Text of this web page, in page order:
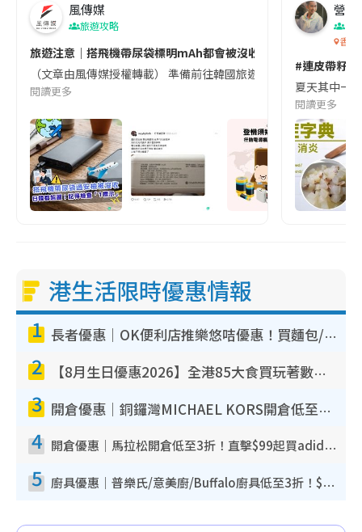
風傳媒
旅遊攻略
旅遊注意｜搭飛機帶尿袋標明mAh都會被沒收😱出發前切記檢查
（文章由風傳媒授權轉載） 準備前往韓國旅遊的民眾，近期要
閱讀更多
營養
香港
#連皮帶籽
夏天其中一
閱讀更多
港生活限時優惠情報
1 長者優惠｜OK便利店推樂悠咭優惠！買麵包/牛奶/保健品拍卡即減
2 【8月生日優惠2026】全港85大食買玩著數攻略 自助餐/火鍋放題同行免費＋誠品/DONKI送現金券
3 開倉優惠｜銅鑼灣MICHAEL KORS開倉低至17折！直擊$500起買手袋/銀包/鞋款 必買經典Jet Set系列
4 開倉優惠｜馬拉松開倉低至3折！直擊$99起買adidas／New Balance／Puma鞋款 STANLEY保溫杯劈價至$119起
5 廚具優惠｜普樂氏/意美廚/Buffalo廚具低至3折！$89起買煎鍋／炒鑊／個人鍋 同場小家電激減至$99起